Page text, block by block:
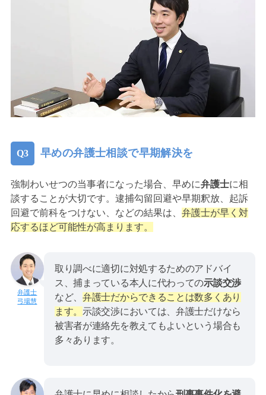
早めの弁護士相談で早期解決を
強制わいせつの当事者になった場合、早めに弁護士に相
談することが大切です。逮捕勾留回避や早期釈放、起訴
回避で前科をつけない、などの結果は、 弁護士が早く対
応するほど可能性が高まります。
弓場慧
取り調べに適切に対処するためのアドバイ
ス、捕まっている本人に代わっての示談交渉
など、弁護士だからできることは数多くあり
ます。 示談交渉においては、弁護士だけなら
被害者が連絡先を教えてもよいという場合も
多々あります。